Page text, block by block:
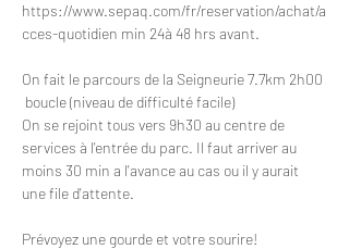
https://www.sepaq.com/fr/reservation/achat/a
cces-quotidien min 24à 48 hrs avant.
On fait le parcours de la Seigneurie 7.7km 2h00
boucle (niveau de difficulté facile)
On se rejoint tous vers 9h30 au centre de
services à l'entrée du parc. Il faut arriver au
moins 30 min a l'avance au cas ou il y aurait
une file d'attente.
Prévoyez une gourde et votre sourire!